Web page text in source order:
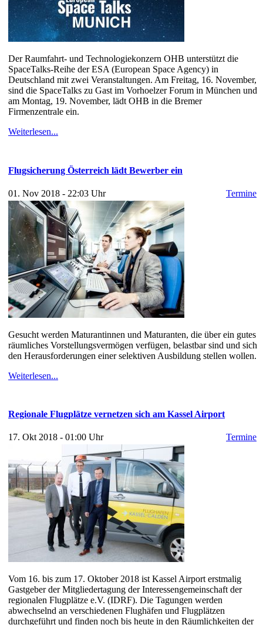
Der Raumfahrt- und Technologiekonzern OHB unterstützt die
SpaceTalks-Reihe der ESA (European Space Agency) in
Deutschland mit zwei Veranstaltungen. Am Freitag, 16. November,
sind die SpaceTalks zu Gast im Vorhoelzer Forum in München und
am Montag, 19. November, lädt OHB in die Bremer
Firmenzentrale ein.
Weiterlesen...
Flugsicherung Österreich lädt Bewerber ein
01. Nov 2018 - 22:03 Uhr Termine
Gesucht werden Maturantinnen und Maturanten, die über ein gutes
räumliches Vorstellungsvermögen verfügen, belastbar sind und sich
den Herausforderungen einer selektiven Ausbildung stellen wollen.
Weiterlesen...
Regionale Flugplätze vernetzen sich am Kassel Airport
17. Okt 2018 - 01:00 Uhr Termine
Vom 16. bis zum 17. Oktober 2018 ist Kassel Airport erstmalig
Gastgeber der Mitgliedertagung der Interessengemeinschaft der
regionalen Flugplätze e.V. (IDRF). Die Tagungen werden
abwechselnd an verschiedenen Flughäfen und Flugplätzen
durchgeführt und finden noch bis heute in den Räumlichkeiten der